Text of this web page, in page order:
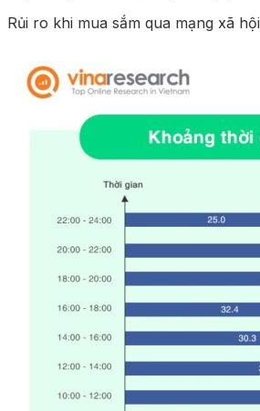
Rủi ro khi mua sắm qua mạng xã hội